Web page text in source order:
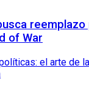
of War